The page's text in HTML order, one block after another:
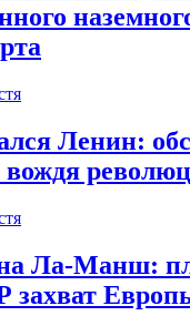
Ленин:
вождя
Ла-Манш:
захват